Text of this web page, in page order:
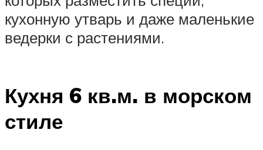
кухонную утварь и даже маленькие
ведерки с растениями.
Кухня 6 кв.м. в морском
стиле